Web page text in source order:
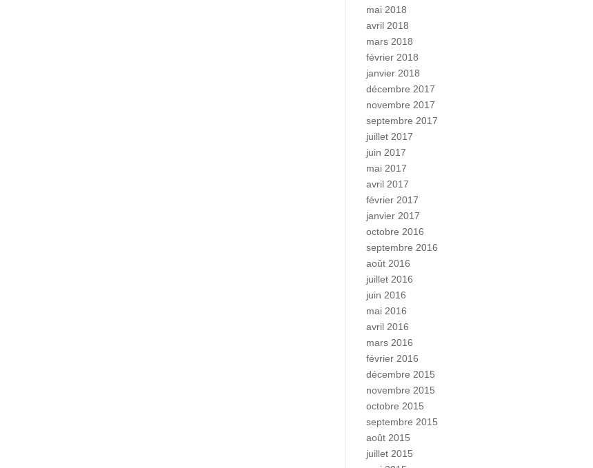
mai 2018
avril 2018
mars 2018
février 2018
janvier 2018
décembre 2017
novembre 2017
septembre 2017
juillet 2017
juin 2017
mai 2017
avril 2017
février 2017
janvier 2017
octobre 2016
septembre 2016
août 2016
juillet 2016
juin 2016
mai 2016
avril 2016
mars 2016
février 2016
décembre 2015
novembre 2015
octobre 2015
septembre 2015
août 2015
juillet 2015